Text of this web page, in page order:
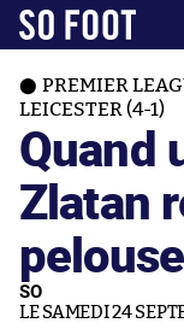
PREMIER
LEICESTER (4-1)
Quand
Zlatan
pelouse
SO
LE SAMEDI 24